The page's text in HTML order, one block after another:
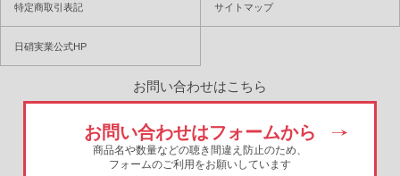
特定商取引表記 サイトマップ
日硝実業公式HP
お問い合わせはこちら
お問い合わせはフォームから
商品名や数量などの聴き間違え防止のため、
フォームのご利用をお願いしています